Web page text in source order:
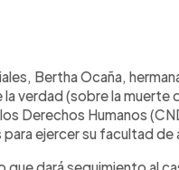
artículoBertha Ocaña,
verdad (sobre la muerte
Derechos Humanos
ejercer su facultad